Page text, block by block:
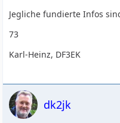
Jegliche fundierte Infos
73
Karl-Heinz, DF3EK
dk2jk